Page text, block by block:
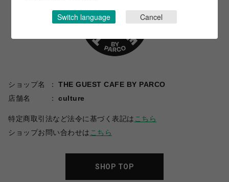
ショップ名
THE GUEST CAFE BY PARCO
店舗名
culture
特定商取引法など法令に基づく表記は こちら
ショップお問い合わせは こちら
SHOP TOP
Switch language Cancel